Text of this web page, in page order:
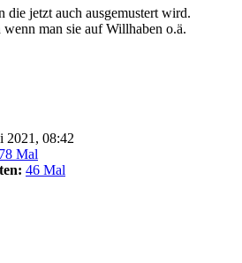
die jetzt auch ausgemustert wird.
man sie auf Willhaben o.ä.
2021, 08:42
78 Mal
46 Mal